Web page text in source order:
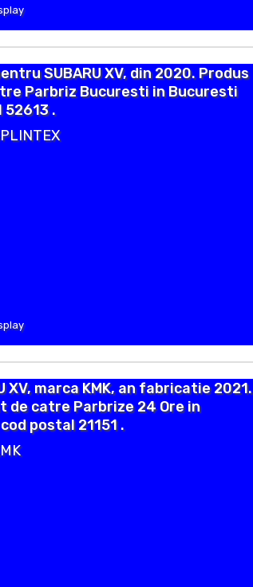
SUBARU XV, din 2020. Produs
Parbriz Bucuresti in Bucuresti
52613 .
XV, marca KMK, an fabricatie 2021.
de catre Parbrize 24 Ore in
postal 21151 .